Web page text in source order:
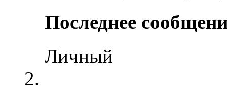
Последнее
Личный